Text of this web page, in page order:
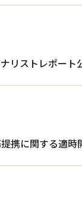
リストレポート
携に関する適